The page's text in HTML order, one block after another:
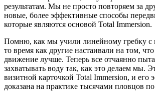
результатам. Мы не просто повторяем за
новые, более эффективные способы
которые являются основой Total Immersion.
Помню, как мы учили линейному гребку с
то время как другие настаивали на том,
движение лучше. Теперь все отчаянно
захватывать воду так, как это делаем мы.
визитной карточкой Total Immersion, и его
доказана на практике тысячами пловцов